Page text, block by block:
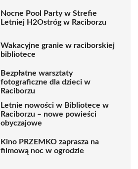
Nocne Pool Party w Strefie
Letniej H2Ostróg w Raciborzu
Wakacyjne granie w raciborskiej
bibliotece
Bezpłatne warsztaty
fotograficzne dla dzieci w
Raciborzu
Letnie nowości w Bibliotece w
Raciborzu – nowe powieści
obyczajowe
Kino PRZEMKO zaprasza na
filmową noc w ogrodzie